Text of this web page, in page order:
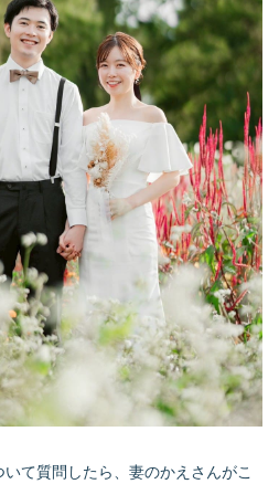
て質問したら、妻のかえさんがこ